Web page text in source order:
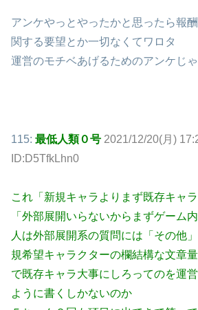
アンケやっとやったかと思ったら報
関する要望とか一切なくてワロタ
運営のモチベあげるためのアンケじ
115: 最低人類０号 2021/12/20(月)
ID:D5TfkLhn0
これ「新規キャラよりまず既存キャ
「外部展開いらないからまずゲーム
人は外部展開系の質問には「その他
規希望キャラクターの欄結構な文章
で既存キャラ大事にしろってのを運
ように書くしかないのか